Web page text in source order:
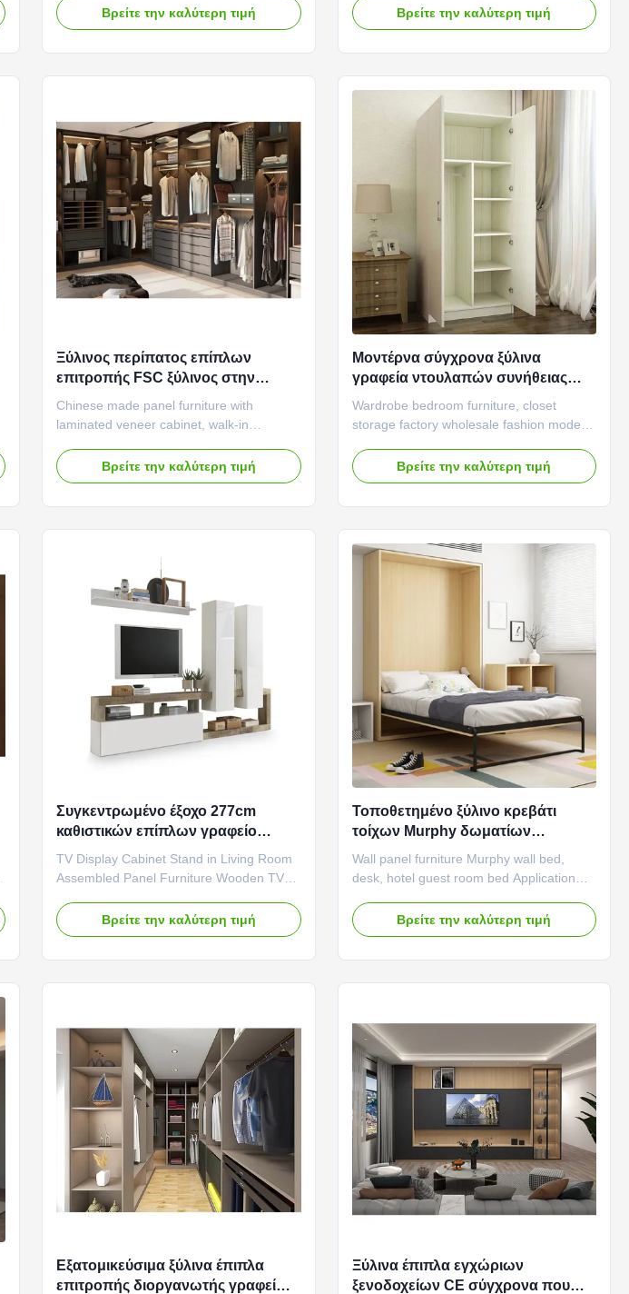
design: Our modern panel wardrobe is
characterized by panel design, which is
Βρείτε την καλύτερη τιμή
Wooden Material: Our wooden TV storage
cabinet is made of high-quality wood,
Βρείτε την καλύτερη τιμή
Ξύλινος περίπατος επίπλων
επιτροπής FSC ξύλινος στην
ντουλάπα με το τοποθετημένο σε
στρώματα γραφείο καπλαμάδων
Chinese made panel furniture with
laminated veneer cabinet, walk-in
Space: The walk-in wardrobe provides
spacious storage space, allowing you to
Βρείτε την καλύτερη τιμή
Μοντέρνα σύγχρονα ξύλινα
γραφεία ντουλαπών συνήθειας
Furnitures διευθετήσιμα
Wardrobe bedroom furniture, closet
storage factory wholesale fashion modern
The wardrobe is made of high-quality
panel material, which is sturdy and
Βρείτε την καλύτερη τιμή
Συγκεντρωμένο έξοχο 277cm
καθιστικών επίπλων γραφείο
επίδειξης TV μήκους ξύλινο
TV Display Cabinet Stand in Living Room
Assembled Panel Furniture Wooden TV
Wooden Material: Our wooden TV storage
cabinet is made of high-quality wood,
Βρείτε την καλύτερη τιμή
Τοποθετημένο ξύλινο κρεβάτι
τοίχων Murphy δωματίων
φιλοξενουμένων ξενοδοχείων
επίπλων επιτροπής
Wall panel furniture Murphy wall bed,
desk, hotel guest room bed Application
office/home office: The trend of working at
home is more and more common. Our
Βρείτε την καλύτερη τιμή
Εξατομικεύσιμα ξύλινα έπιπλα
επιτροπής διοργανωτής γραφείων
Ξύλινα έπιπλα εγχώριων
ξενοδοχείων CE σύγχρονα που